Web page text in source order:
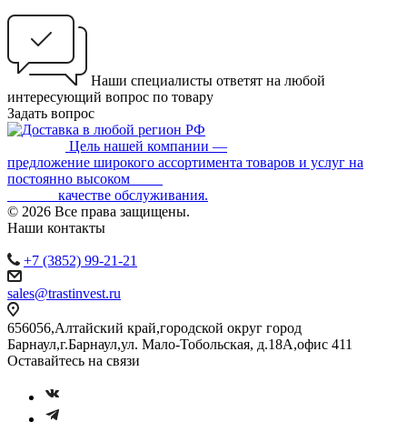
Наши специалисты ответят на любой
интересующий вопрос по товару
Задать вопрос
Цель нашей компании —
предложение широкого ассортимента товаров и услуг на
постоянно высоком
качестве обслуживания.
© 2026 Все права защищены.
Наши контакты
+7 (3852) 99-21-21
sales@trastinvest.ru
656056,Алтайский край,городской округ город
Барнаул,г.Барнаул,ул. Мало-Тобольская, д.18А,офис 411
Оставайтесь на связи